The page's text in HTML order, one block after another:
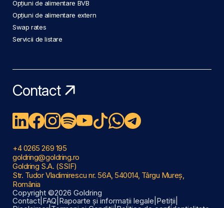
Opțiuni de alimentare BVB
Opțiuni de alimentare extern
Swap rates
Servicii de listare
Contact
+4 0265 269 195
goldring@goldring.ro
Goldring S.A. (SSIF)
Str. Tudor Vladimirescu nr. 56A, 540014, Târgu Mureș,
România
Copyright ©2026 Goldring
Contact FAQ Rapoarte și informații legale Petiții